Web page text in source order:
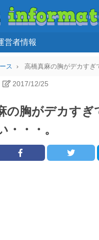
営者情報
ス 高橋真麻の胸がデカすぎ
2017/12/25
の胸がデカす
・・・。